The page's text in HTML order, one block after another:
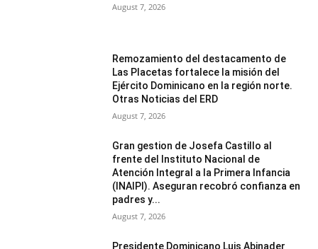
August 7, 2026
Remozamiento del destacamento de
Las Placetas fortalece la misión del
Ejército Dominicano en la región norte.
Otras Noticias del ERD
August 7, 2026
Gran gestion de Josefa Castillo al
frente del Instituto Nacional de
Atención Integral a la Primera Infancia
(INAIPI). Aseguran recobró confianza en
padres y...
August 7, 2026
Presidente Dominicano Luis Abinader